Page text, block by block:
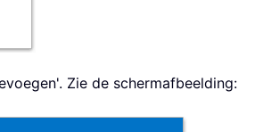
Zie de schermafbeelding: